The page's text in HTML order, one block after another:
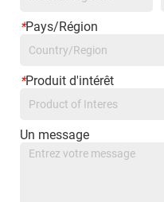
*Pays/Région
Country/Region
*Produit d'intérêt
Product of Interes
Un message